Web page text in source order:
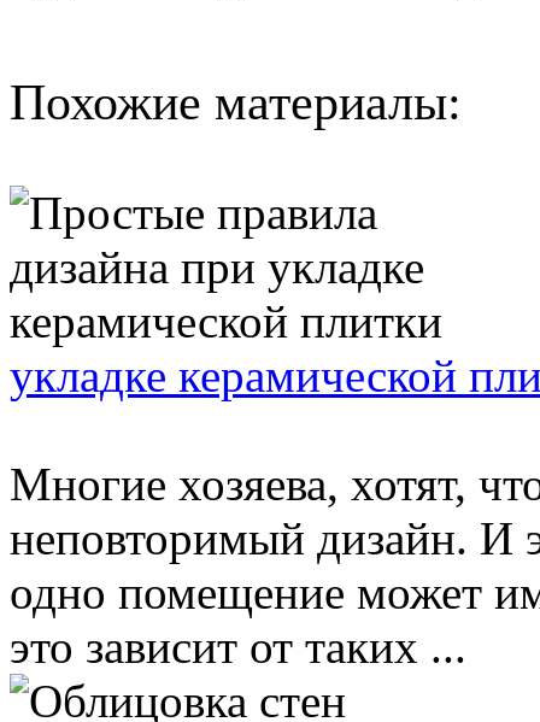
Похожие материалы:
укладке керамической
Многие хозяева, хотят,
неповторимый дизайн. И
одно помещение может
это зависит от таких ...